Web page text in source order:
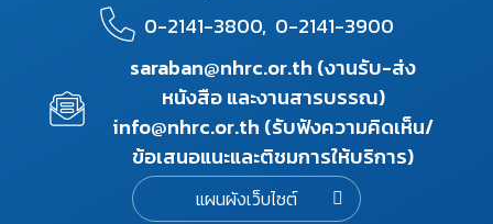
0-2141-3800, 0-2141-3900
saraban@nhrc.or.th (งานรับ-ส่ง
หนังสือ และงานสารบรรณ)
info@nhrc.or.th (รับฟังความคิดเห็น/
ข้อเสนอแนะและติชมการให้บริการ)
แผนผังเว็บไซต์